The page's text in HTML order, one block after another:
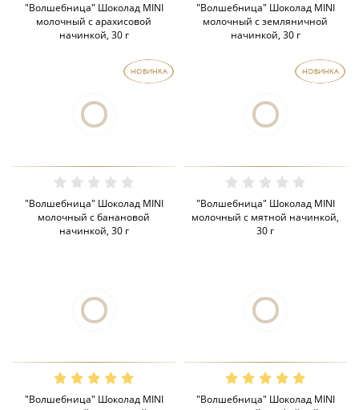
"Волшебница" Шоколад MINI
молочный с арахисовой
начинкой, 30 г
"Волшебница" Шоколад MINI
молочный с земляничной
начинкой, 30 г
НОВИНКА
"Волшебница" Шоколад MINI
молочный с банановой
начинкой, 30 г
НОВИНКА
"Волшебница" Шоколад MINI
молочный с мятной начинкой,
30 г
"Волшебница" Шоколад MINI
"Волшебница" Шоколад MINI